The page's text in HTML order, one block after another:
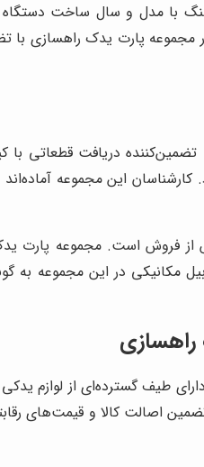
با مدل و سال ساخت
پارت یدک راهسازی با
دریافت قطعاتی
این مجموعه
از فروش است. مجموعه پارت
در این مجموعه به
راهسازی
طیف گسترده‌ای از لوازم
تضمین اصالت کالا و